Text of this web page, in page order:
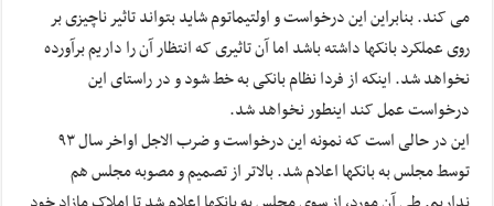
می کند. بنابراین این درخواست و اولتیماتوم شاید بتواند تاثیر ناچیزی بر
روی عملکرد بانکها داشته باشد اما آن تاثیری که انتظار آن را داریم برآورده
نخواهد شد. اینکه از فردا نظام بانکی به خط شود و در راستای این
درخواست عمل کند اینطور نخواهد شد.
این در حالی است که نمونه این درخواست و ضرب الاجل اواخر سال ۹۳
توسط مجلس به بانکها اعلام شد. بالاتر از تصمیم و مصوبه مجلس هم